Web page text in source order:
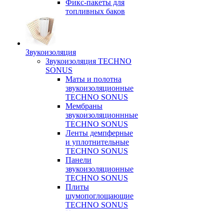
Фикс-пакеты для
топливных баков
Звукоизоляция
Звукоизоляция TECHNO
SONUS
Маты и полотна
звукоизоляционные
TECHNO SONUS
Мембраны
звукоизоляционнные
TECHNO SONUS
Ленты демпферные
и уплотнительные
TECHNO SONUS
Панели
звукоизоляционные
TECHNO SONUS
Плиты
шумопоглощающие
TECHNO SONUS